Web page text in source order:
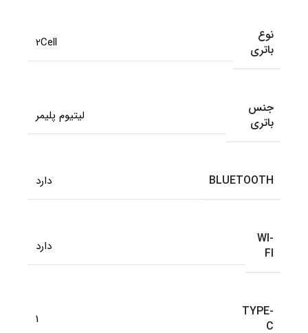
نوع
باتری
2Cell
جنس
باتری
لیتیوم پلیمر
BLUETOOTH دارد
WI-
FI
دارد
TYPE-
C
1